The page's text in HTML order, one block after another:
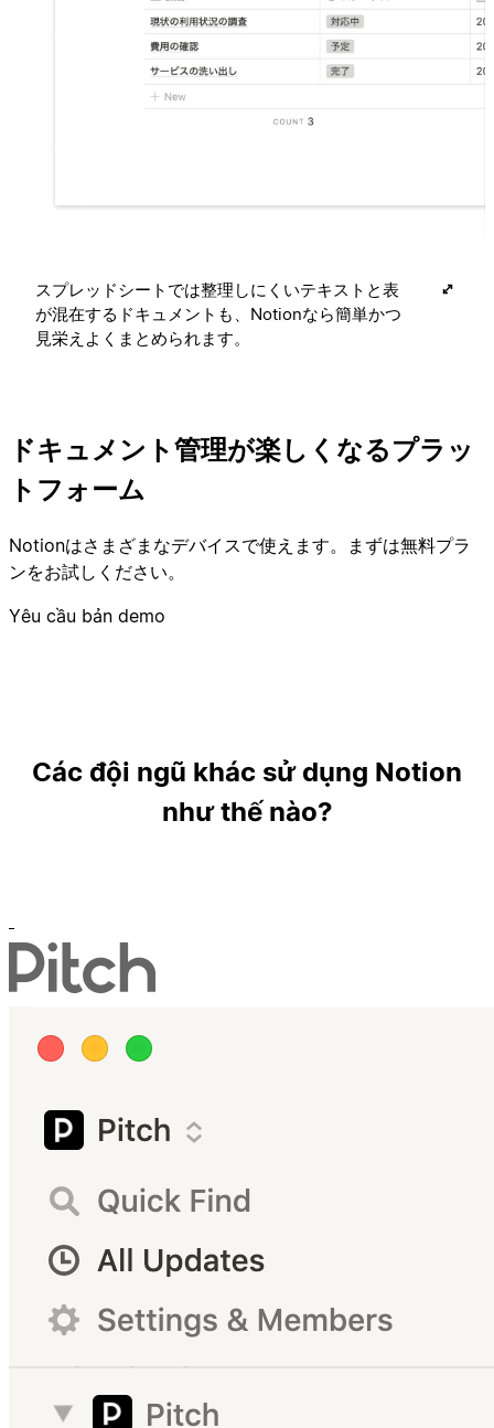
スプレッドシートでは整理しにくいテキストと表
が混在するドキュメントも、Notionなら簡単かつ
見栄えよくまとめられます。
ドキュメント管理が楽しくなるプラッ
トフォーム
Notionはさまざまなデバイスで使えます。まずは無料プラ
ンをお試しください。
Yêu cầu bản demo
Các đội ngũ khác sử dụng Notion
như thế nào?